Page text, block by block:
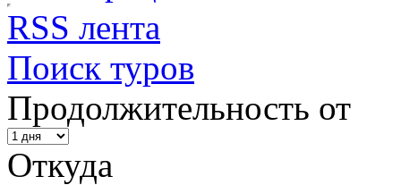
RSS лента
Поиск туров
Продолжительность от
Откуда